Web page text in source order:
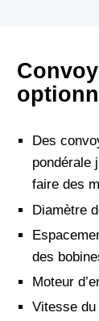
Des
pondérale
faire des
Diamètre
des
Moteur
Vitesse